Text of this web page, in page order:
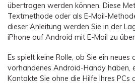
übertragen werden können. Diese
Textmethode oder als E-Mail-
dieser Anleitung werden Sie in der
iPhone auf Android mit E-Mail zu
Es spielt keine Rolle, ob Sie ein neues
vorhandenes Android-Handy haben,
Kontakte Sie ohne die Hilfe Ihres PCs